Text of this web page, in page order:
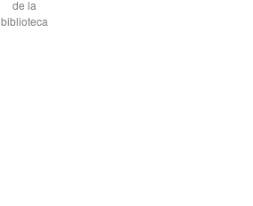
de la
biblioteca